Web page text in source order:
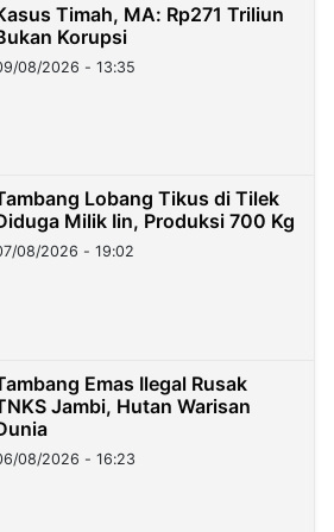
Timah, MA: Rp271 Triliun
Korupsi
08/2026 - 13:35
Lobang Tikus di Tilek
Milik Iin, Produksi 700 Kg
08/2026 - 19:02
Emas Ilegal Rusak
Jambi, Hutan Warisan
08/2026 - 16:23